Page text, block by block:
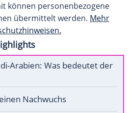
können personenbezogene
übermittelt werden. Mehr
Arabien: Was bedeutet der
Nachwuchs